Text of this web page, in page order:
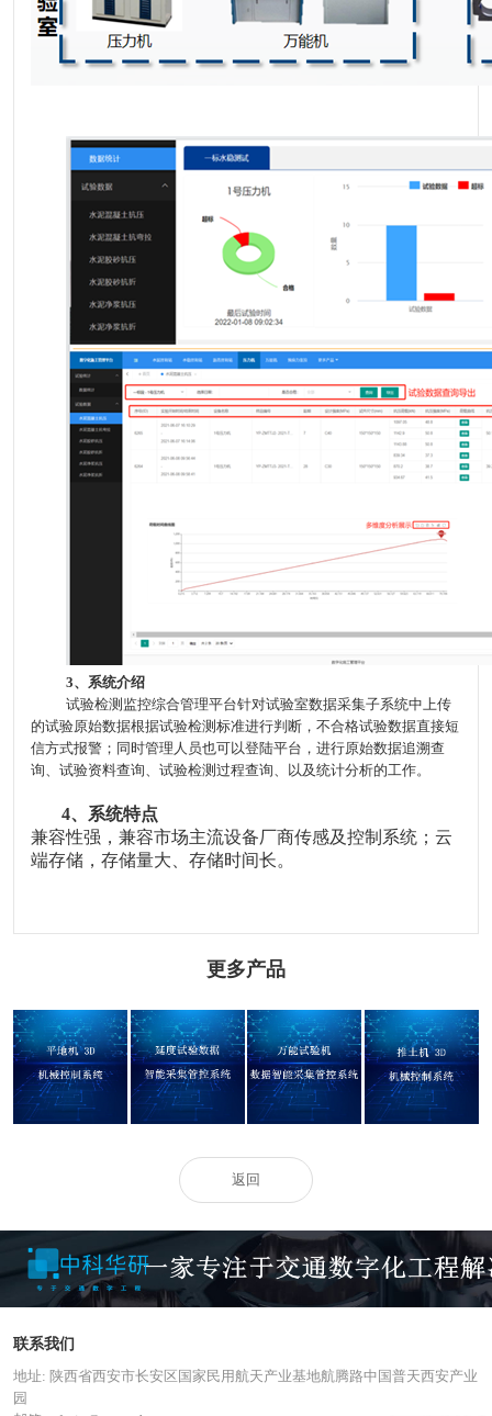
3、系统介绍
试验检测监控综合管理平台针对试验室数据采集子系统中上传
的试验原始数据根据试验检测标准进行判断，不合格试验数据直接短
信方式报警；同时管理人员也可以登陆平台，进行原始数据追溯查
询、试验资料查询、试验检测过程查询、以及统计分析的工作。
4、系统特点
兼容性强，兼容市场主流设备厂商传感及控制系统； 云
端存储， 存储量大、 存储时间长。
更多产品
平地机 3D 机械控
制系统
延度试验数据智
能采集管控系统
沥青试验机数据
智能采集管控系
统
推土机 3D 机械控
制系统
返回
联系我们
地址: 陕西省西安市长安区国家民用航天产业基地航腾路中国普天西安产业
园